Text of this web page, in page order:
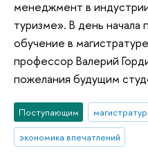
менеджмент в
туризме». В день
обучение в
профессор Валерий
пожелания будущим
Поступающим
экономика впечатлений